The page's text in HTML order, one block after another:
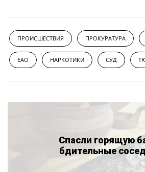
ПРОИСШЕСТВИЯ ПРОКУРАТУРА
ЕАО НАРКОТИКИ СУД
Спасли горящую
бдительные